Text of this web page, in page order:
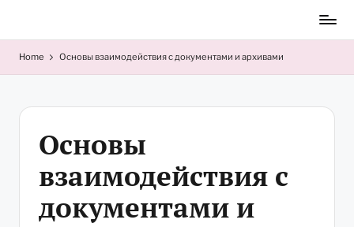
to
content
Home Основы взаимодействия с документами и архивами
Основы
взаимодействия с
документами и